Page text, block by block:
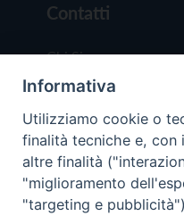
Contatti
Chi Siamo
Redazione
Scrivici
Informativa
Utilizziamo cookie o
finalità tecniche e, con
altre finalità
"miglioramento
"targeting e